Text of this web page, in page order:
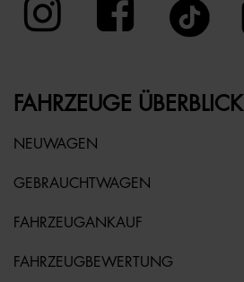
FAHRZEUGE ÜBERBLICK
NEUWAGEN
GEBRAUCHTWAGEN
FAHRZEUGANKAUF
FAHRZEUGBEWERTUNG